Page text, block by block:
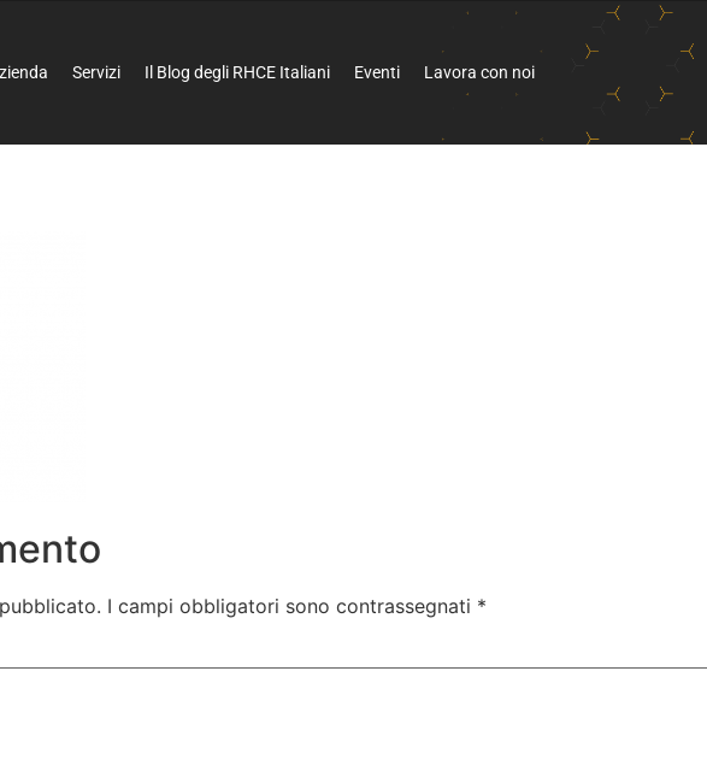
Servizi Il Blog degli RHCE Italiani Eventi Lavora con noi
I campi obbligatori sono contrassegnati *